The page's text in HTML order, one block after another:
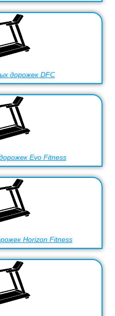
дорожек DFC
Evo Fitness
Horizon Fitness